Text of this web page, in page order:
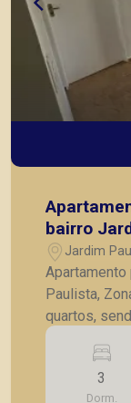
bairro
Ribeirão
Jardim
Apartamento
Paulista,
quartos,
Banheiro
Cozinha
garagem. A Piramid tem como objetivo atender
3
Dorm.